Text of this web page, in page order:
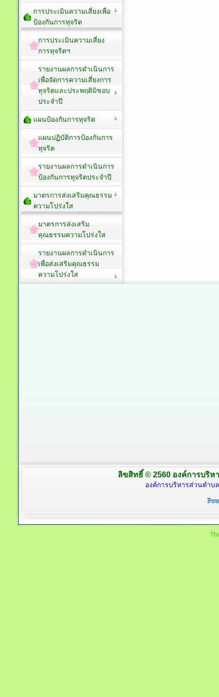
การประเมินความเสี่ยงเพื่อ
ป้องกันการทุจริต
การประเมินความเสี่ยง
การทุจริตฯ
รายงานผลการดำเนินการ
เพื่อจัดการความเสี่ยงการ
ทุจริตและประพฤติมิชอบ
ประจำปี
แผนป้องกันการทุจริต
แผนปฏิบัติการป้องกันการ
ทุจริต
รายงานผลการดำเนินการ
ป้องกันการทุจริตประจำปี
มาตรการส่งเสริมคุณธรรม
ความโปร่งใส
มาตรการส่งเสริม
คุณธรรมความโปร่งใส
รายงานผลการดำเนินการ
เพื่อส่งเสริมคุณธรรม
ความโปร่งใส
ลิขสิทธิ์ © 2560 องค์การบริห
องค์การบริหารส่วนตำบ